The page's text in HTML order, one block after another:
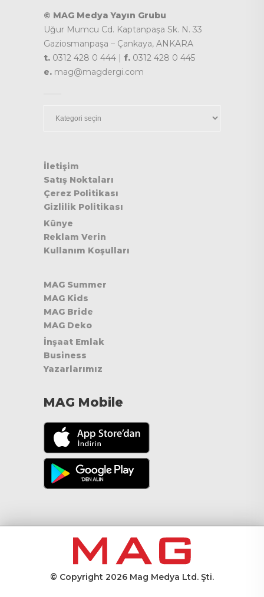
© MAG Medya Yayın Grubu
Uğur Mumcu Cd. Kaptanpaşa Sk. N. 33
Gaziosmanpaşa – Çankaya, ANKARA
t. 0312 428 0 444 | f. 0312 428 0 445
e. mag@magdergi.com
İletişim
Satış Noktaları
Çerez Politikası
Gizlilik Politikası
Künye
Reklam Verin
Kullanım Koşulları
MAG Summer
MAG Kids
MAG Bride
MAG Deko
İnşaat Emlak
Business
Yazarlarımız
MAG Mobile
© Copyright 2026 Mag Medya Ltd. Şti.